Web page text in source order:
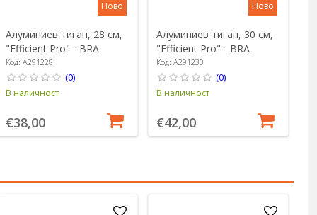
Ново
Алуминиев тиган, 28 см,
"Efficient Pro" - BRA
Код: A291228
(0)
В наличност
€38,00
Ново
Алуминиев тиган, 30 см,
"Efficient Pro" - BRA
Код: A291230
(0)
В наличност
€42,00